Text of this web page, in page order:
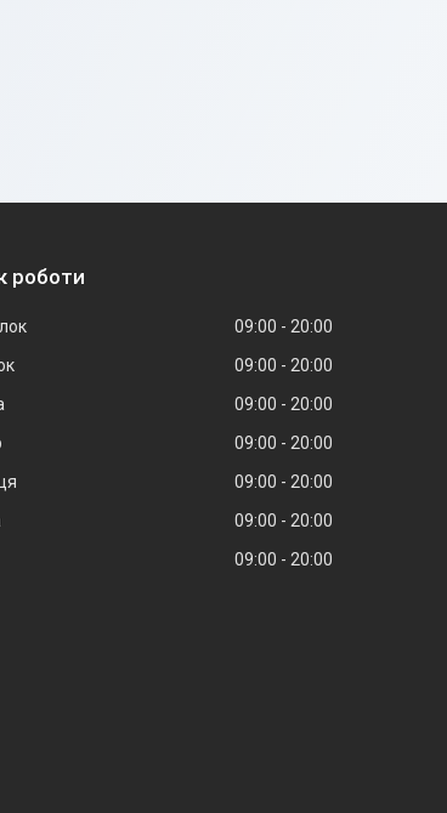
роботи
09:00
20:00
09:00
20:00
09:00
20:00
09:00
20:00
09:00
20:00
09:00
20:00
09:00 20:00